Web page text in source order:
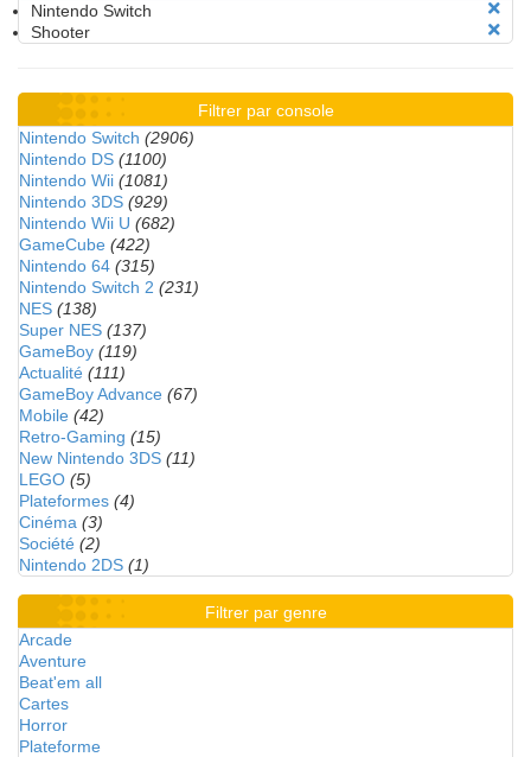
Nintendo Switch
Shooter
Filtrer par console
Nintendo Switch (2906)
Nintendo DS (1100)
Nintendo Wii (1081)
Nintendo 3DS (929)
Nintendo Wii U (682)
GameCube (422)
Nintendo 64 (315)
Nintendo Switch 2 (231)
NES (138)
Super NES (137)
GameBoy (119)
Actualité (111)
GameBoy Advance (67)
Mobile (42)
Retro-Gaming (15)
New Nintendo 3DS (11)
LEGO (5)
Plateformes (4)
Cinéma (3)
Société (2)
Nintendo 2DS (1)
Filtrer par genre
Arcade
Aventure
Beat'em all
Cartes
Horror
Plateforme